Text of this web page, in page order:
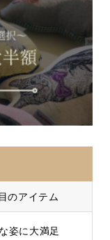
のアイテム
姿に大満足